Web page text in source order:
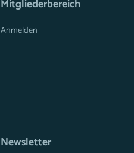
Mitgliederbereich
Anmelden
Newsletter